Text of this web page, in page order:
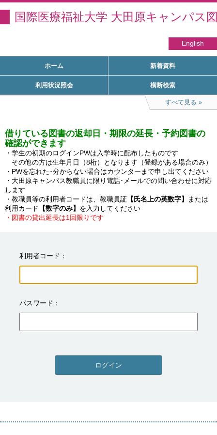
国際医療福祉大学 大田原キャンパス
English
ホーム 新着資料
利用状況照会 横断検索
すべて見る
借りている図書の返却日・期限の延長・予約図書の
確認ができます
・学生の初期のログインPWは入学時に配布したものです
その他の方は生年月日（8桁）となります（登録がある場合のみ）
・PWを忘れた･分からない場合はカウンターまで申し出てください
・大田原キャンパス教職員に限り電話･メールでの問い合わせに対応
します
・教職員等の利用者コードは、教職員証 【氏名上の英数字】
または
利用カード
【数字のみ】
・図書の貸出延長は1回限りです
利用者コード
パスワード
ログイン